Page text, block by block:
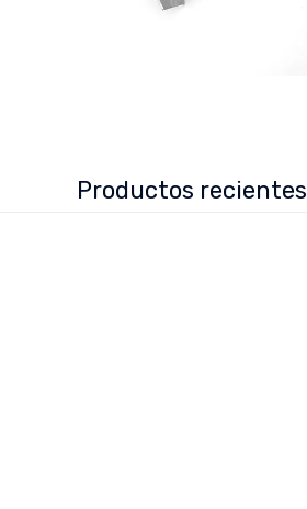
Productos recientes